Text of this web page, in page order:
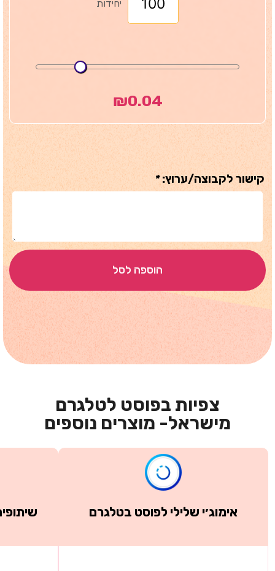
יחידות
₪0.04
קישור לקבוצה/ערוץ:*
הוספה לסל
צפיות בפוסט לטלגרם
מישראל- מוצרים נוספים
אימוג׳י שלילי לפוסט בטלגרם